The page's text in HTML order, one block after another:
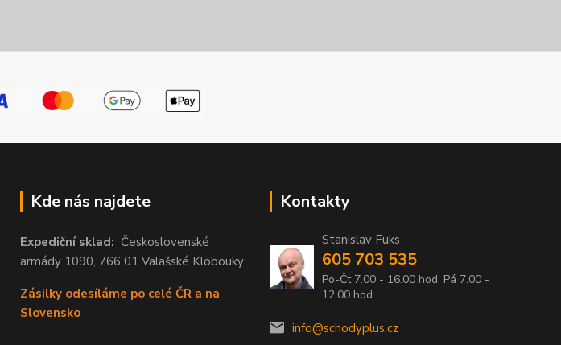
Kde nás najdete
Expediční sklad: Československé
armády 1090, 766 01 Valašské Klobouky
Zásilky odesíláme po celé ČR a na
Slovensko
Kontakty
Stanislav Fuks
605 703 535
Po-Čt 7.00 - 16.00 hod. Pá 7.00 -
12.00 hod.
info@schodyplus.cz